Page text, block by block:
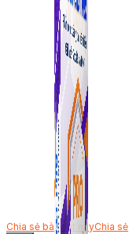
Chia sẻ bài viết nàyChia sẻ